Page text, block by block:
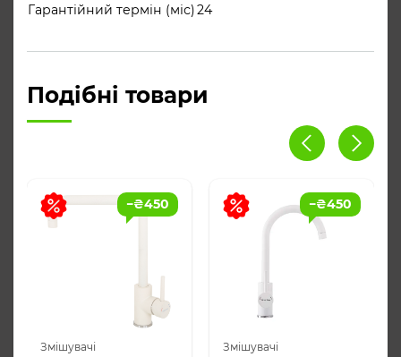
Гарантійний термін (міс)24
Подібні товари
−₴450
Змішувачі
−₴450
Змішувачі